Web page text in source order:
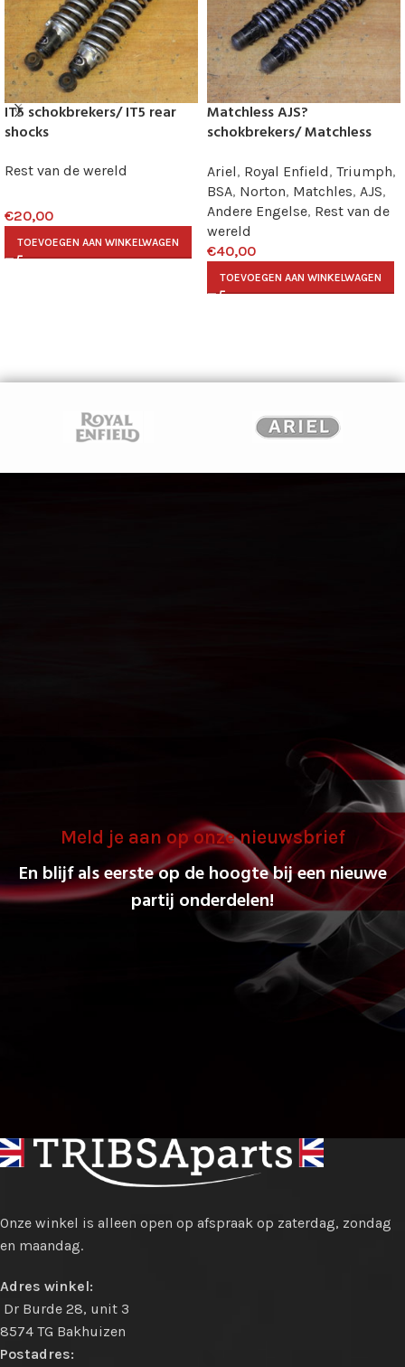
IT5 schokbrekers/ IT5 rear
shocks
Rest van de wereld
€20,00
TOEVOEGEN AAN WINKELWAGEN
Matchless AJS?
schokbrekers/ Matchless
Ariel, Royal Enfield, Triumph,
BSA, Norton, Matchles, AJS,
Andere Engelse, Rest van de
wereld
€40,00
TOEVOEGEN AAN WINKELWAGEN
Meld je aan op onze nieuwsbrief
En blijf als eerste op de hoogte bij een nieuwe
partij onderdelen!
Onze winkel is alleen open op afspraak op zaterdag, zondag
en maandag.
Adres winkel:
Dr Burde 28, unit 3
8574 TG Bakhuizen
Postadres: